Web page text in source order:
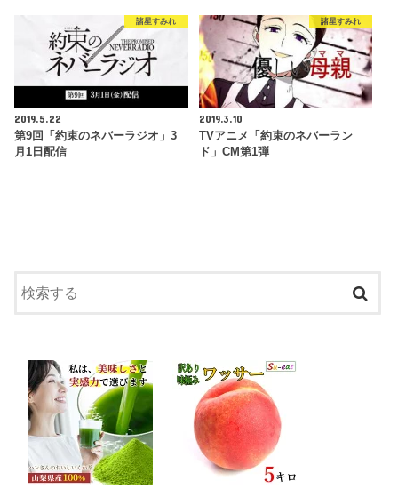
諸星すみれ
2019.5.22
第9回「約束のネバーラジオ」3
月1日配信
諸星すみれ
2019.3.10
TVアニメ「約束のネバーラン
ド」CM第1弾